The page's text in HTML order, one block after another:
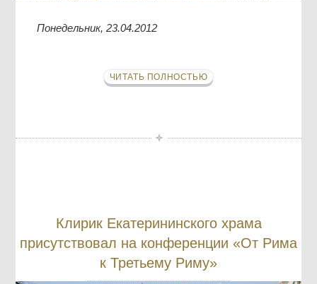
Понедельник, 23.04.2012
ЧИТАТЬ ПОЛНОСТЬЮ
Клирик Екатерининского храма
присутствовал на конференции «От Рима
к Третьему Риму»